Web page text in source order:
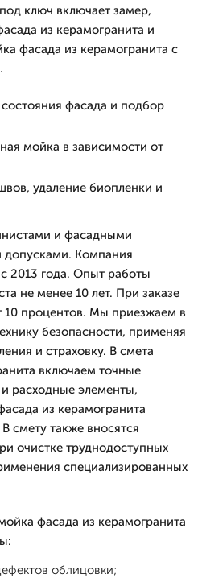
ключ включает замер,
из керамогранита и
фасада из керамогранита с
фасада и подбор
мойка в зависимости от
удаление биопленки и
и фасадными
допусками. Компания
2013 года. Опыт работы
не менее 10 лет. При заказе
10 процентов. Мы приезжаем в
безопасности, применяя
и страховку. В смета
включаем точные
расходные элементы,
из керамогранита
смету также вносятся
очистке труднодоступных
специализированных
фасада из керамогранита
облицовки;